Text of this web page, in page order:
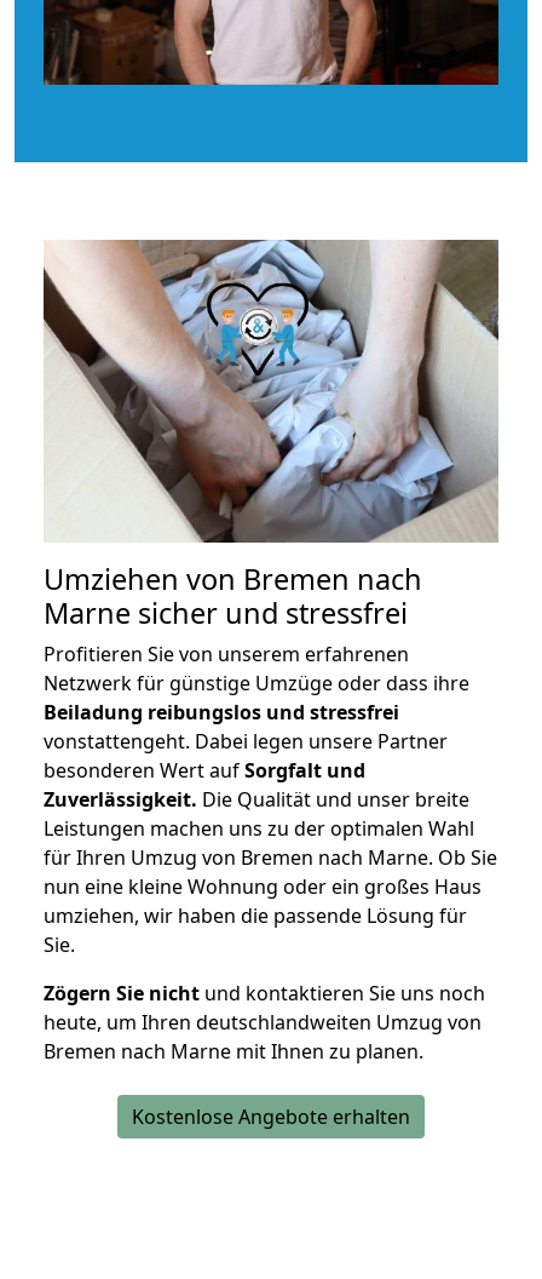
Umziehen von Bremen nach
Marne sicher und stressfrei
Profitieren Sie von unserem erfahrenen
Netzwerk für günstige Umzüge oder dass ihre
Beiladung reibungslos und stressfrei
vonstattengeht. Dabei legen unsere Partner
besonderen Wert aufSorgfalt und
Zuverlässigkeit. Die Qualität und unser breite
Leistungen machen uns zu der optimalen Wahl
für Ihren Umzug von Bremen nach Marne. Ob Sie
nun eine kleine Wohnung oder ein großes Haus
umziehen, wir haben die passende Lösung für
Sie.
Zögern Sie nicht und kontaktieren Sie uns noch
heute, um Ihren deutschlandweiten Umzug von
Bremen nach Marne mit Ihnen zu planen.
Kostenlose Angebote erhalten